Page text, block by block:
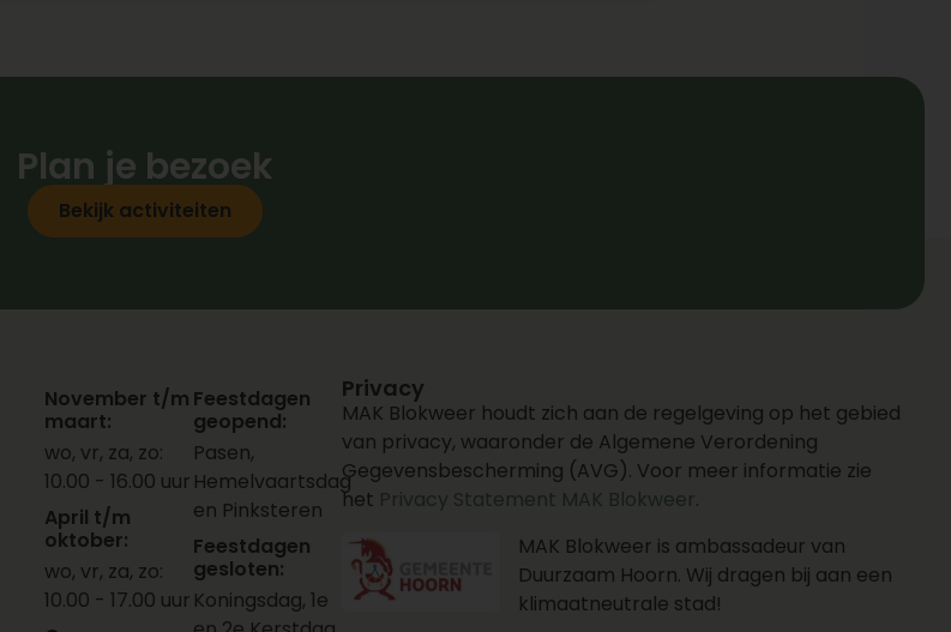
Plan je bezoek
Bekijk activiteiten
November t/m
maart:
wo, vr, za, zo:
10.00 - 16.00 uur
April t/m
oktober:
wo, vr, za, zo:
10.00 - 17.00 uur
Feestdagen
geopend:
Pasen,
Hemelvaartsdag
en Pinksteren
Feestdagen
gesloten:
Koningsdag, 1e
Privacy
MAK Blokweer houdt zich aan de regelgeving op het gebied
van privacy, waaronder de Algemene Verordening
Gegevensbescherming (AVG). Voor meer informatie zie
het Privacy Statement MAK Blokweer.
MAK Blokweer is ambassadeur van
Duurzaam Hoorn. Wij dragen bij aan een
klimaatneutrale stad!